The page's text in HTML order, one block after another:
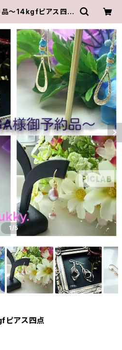
～14kgfピアス四点
ショップ
1 /5
ピアス四点